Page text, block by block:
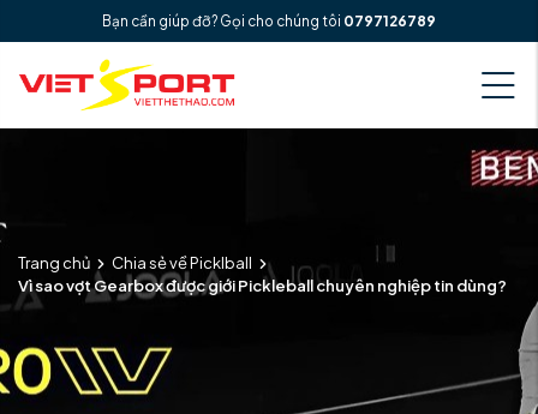
Bạn cần giúp đỡ? Gọi cho chúng tôi 0797126789
Trang chủ
Chia sẻ về Picklball
Vì sao vợt Gearbox được giới Pickleball chuyên nghiệp tin dùng?